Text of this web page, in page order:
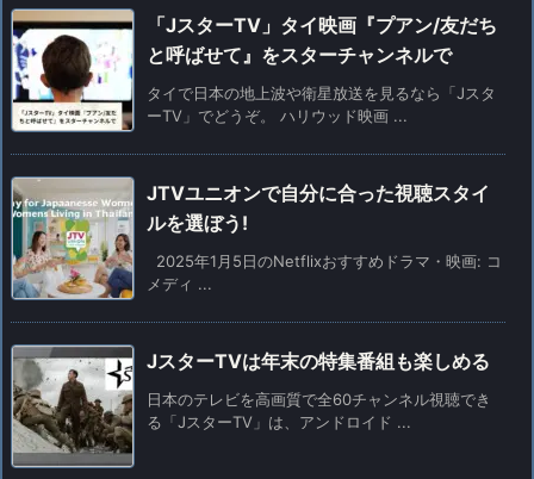
「JスターTV」タイ映画『プアン/友だち
と呼ばせて』をスターチャンネルで
タイで日本の地上波や衛星放送を見るなら「Jスタ
ーTV」でどうぞ。 ハリウッド映画 ...
JTVユニオンで自分に合った視聴スタイ
ルを選ぼう!
2025年1月5日のNetflixおすすめドラマ・映画: コ
メディ ...
JスターTVは年末の特集番組も楽しめる
日本のテレビを高画質で全60チャンネル視聴でき
る「JスターTV」は、アンドロイド ...